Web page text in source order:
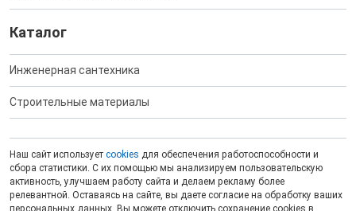
Каталог
Инженерная сантехника
Строительные материалы
Наш сайт использует cookies для обеспечения работоспособности и
сбора статистики. С их помощью мы анализируем пользовательскую
активность, улучшаем работу сайта и делаем рекламу более
релевантной. Оставаясь на сайте, вы даете согласие на обработку ваших
персональных данных. Вы можете отключить сохранение cookies в